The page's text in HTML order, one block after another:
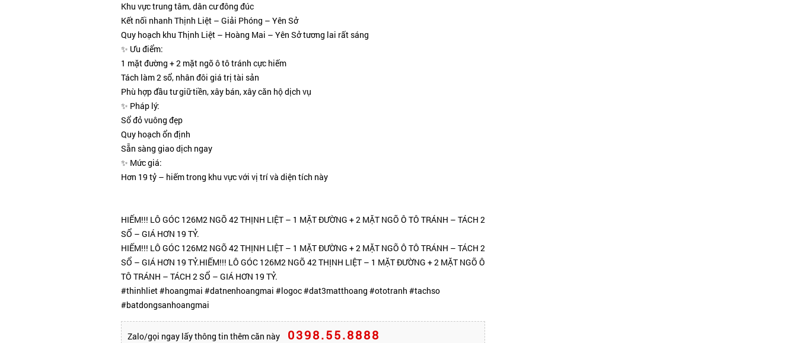
Khu vực trung tâm, dân cư đông đúc
Kết nối nhanh Thịnh Liệt – Giải Phóng – Yên Sở
Quy hoạch khu Thịnh Liệt – Hoàng Mai – Yên Sở tương lai rất sáng
✨ Ưu điểm:
1 mặt đường + 2 mặt ngõ ô tô tránh cực hiếm
Tách làm 2 sổ, nhân đôi giá trị tài sản
Phù hợp đầu tư giữ tiền, xây bán, xây căn hộ dịch vụ
✨ Pháp lý:
Sổ đỏ vuông đẹp
Quy hoạch ổn định
Sẵn sàng giao dịch ngay
✨ Mức giá:
Hơn 19 tỷ – hiếm trong khu vực với vị trí và diện tích này
HIẾM!!! LÔ GÓC 126M2 NGÕ 42 THỊNH LIỆT – 1 MẶT ĐƯỜNG + 2 MẶT NGÕ Ô TÔ TRÁNH – TÁCH 2
SỔ – GIÁ HƠN 19 TỶ.
HIẾM!!! LÔ GÓC 126M2 NGÕ 42 THỊNH LIỆT – 1 MẶT ĐƯỜNG + 2 MẶT NGÕ Ô TÔ TRÁNH – TÁCH 2
SỔ – GIÁ HƠN 19 TỶ.HIẾM!!! LÔ GÓC 126M2 NGÕ 42 THỊNH LIỆT – 1 MẶT ĐƯỜNG + 2 MẶT NGÕ Ô
TÔ TRÁNH – TÁCH 2 SỔ – GIÁ HƠN 19 TỶ.
#thinhliet #hoangmai #datnenhoangmai #logoc #dat3matthoang #ototranh #tachso
#batdongsanhoangmai
Zalo/gọi ngay lấy thông tin thêm căn này 0398.55.8888